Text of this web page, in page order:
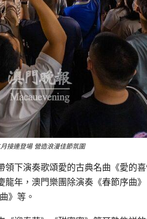
接連登場 營造浪漫佳節氛圍
下演奏歌頌愛的古典名曲《愛的
年，澳門樂團除演奏《春節序曲
》等。